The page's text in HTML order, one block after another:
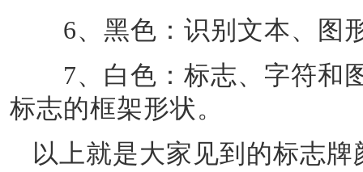
6、黑色：识别文本、图
7、白色：标志、字符和
标志的框架形状。
以上就是大家见到的标志